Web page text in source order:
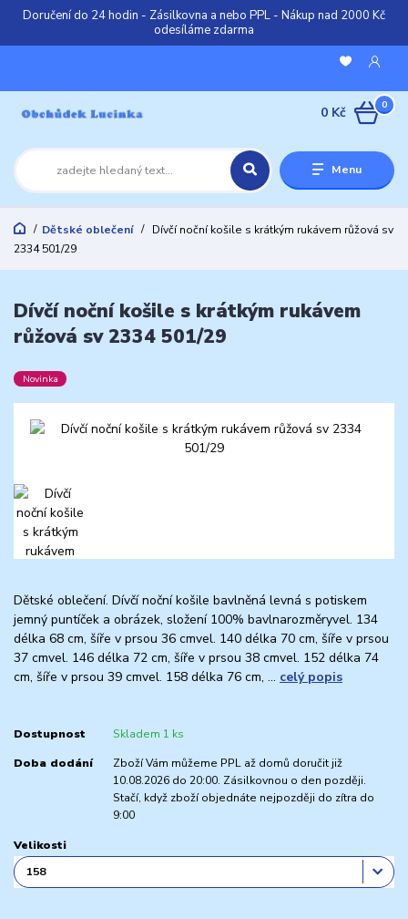
Doručení do 24 hodin - Zásilkovna a nebo PPL - Nákup nad 2000 Kč
odesíláme zdarma
Menu
0
0 Kč
Dětské oblečení
Dívčí noční košile s krátkým rukávem růžová sv
2334 501/29
Dívčí noční košile s krátkým rukávem
růžová sv 2334 501/29
Novinka
Dětské oblečení. Dívčí noční košile bavlněná levná s potiskem
jemný puntíček a obrázek, složení 100% bavlnarozměryvel. 134
délka 68 cm, šíře v prsou 36 cmvel. 140 délka 70 cm, šíře v prsou
37 cmvel. 146 délka 72 cm, šíře v prsou 38 cmvel. 152 délka 74
cm, šíře v prsou 39 cmvel. 158 délka 76 cm, ... celý popis
Dostupnost Skladem 1 ks
Doba dodání
Zboží Vám můžeme PPL až domů doručit již
10.08.2026 do 20:00. Zásilkovnou o den později.
Stačí, když zboží objednáte nejpozději do zítra do
9:00
Velikosti